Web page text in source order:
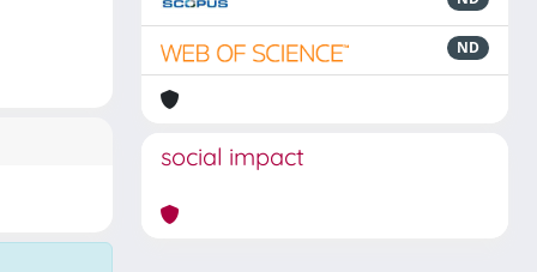
ND
social impact